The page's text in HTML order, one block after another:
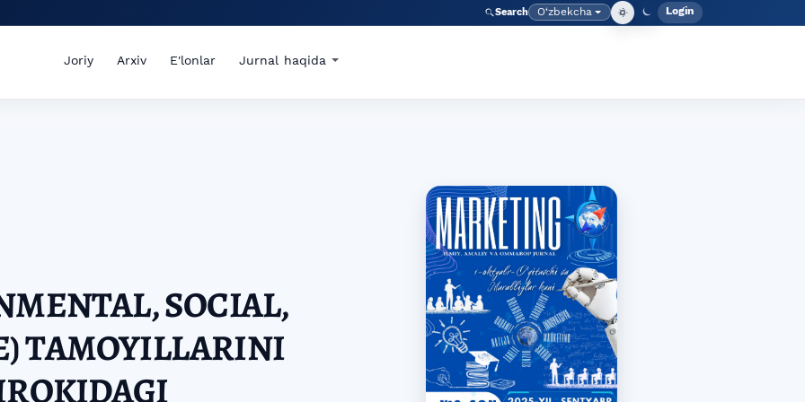
Search Language
O‘zbekcha Admin
Login
Joriy Arxiv E'lonlar Jurnal haqida
SOCIAL,
TAMOYILLARINI